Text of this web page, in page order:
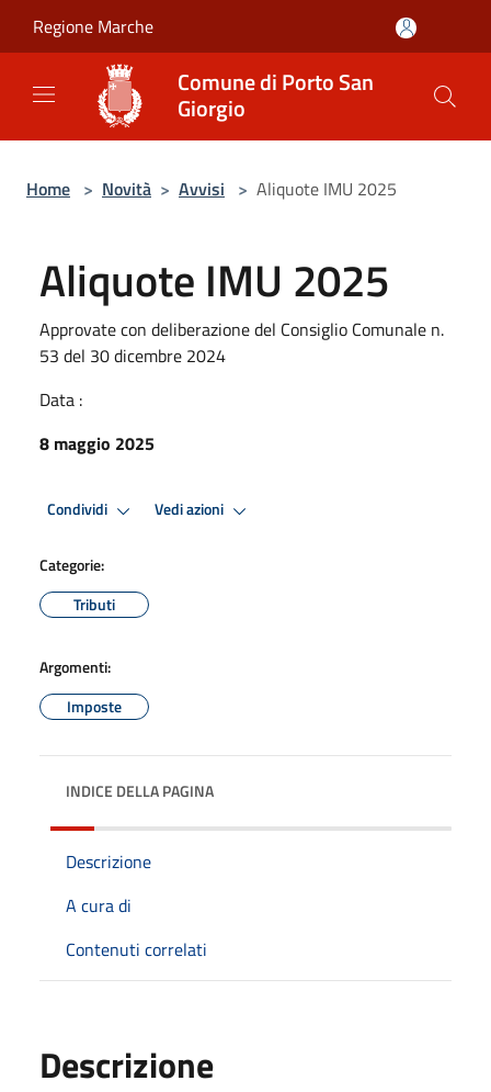
Regione Marche
Comune di Porto San
Giorgio
Home > Novità > Avvisi > Aliquote IMU 2025
Aliquote IMU 2025
Approvate con deliberazione del Consiglio Comunale n.
53 del 30 dicembre 2024
Data :
8 maggio 2025
Condividi Vedi azioni
Categorie:
Tributi
Argomenti:
Imposte
INDICE DELLA PAGINA
Descrizione
A cura di
Contenuti correlati
Descrizione